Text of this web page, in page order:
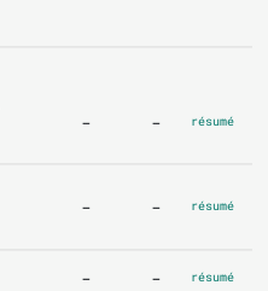
- - résumé
- - résumé
- - résumé